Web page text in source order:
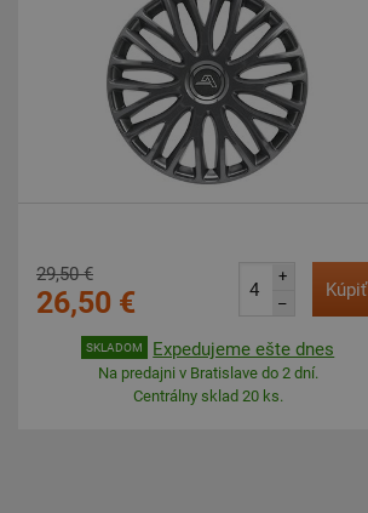
29,50 €
26,50 €
+
–
Kúpiť
SKLADOM Expedujeme ešte dnes
Na predajni v Bratislave do 2 dní.
Centrálny sklad 20 ks.